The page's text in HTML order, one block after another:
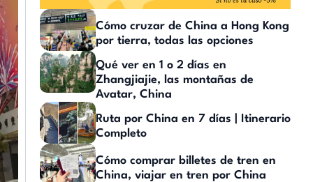
Cómo cruzar de China a Hong Kong
por tierra, todas las opciones
Qué ver en 1 o 2 días en
Zhangjiajie, las montañas de
Avatar, China
Ruta por China en 7 días | Itinerario
Completo
Cómo comprar billetes de tren en
China, viajar en tren por China